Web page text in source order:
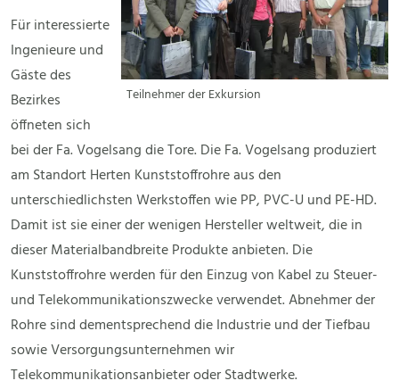
Teilnehmer der Exkursion
Für interessierte
Ingenieure und
Gäste des
Bezirkes
öffneten sich
bei der Fa. Vogelsang die Tore. Die Fa. Vogelsang produziert
am Standort Herten Kunststoffrohre aus den
unterschiedlichsten Werkstoffen wie PP, PVC-U und PE-HD.
Damit ist sie einer der wenigen Hersteller weltweit, die in
dieser Materialbandbreite Produkte anbieten. Die
Kunststoffrohre werden für den Einzug von Kabel zu Steuer-
und Telekommunikationszwecke verwendet. Abnehmer der
Rohre sind dementsprechend die Industrie und der Tiefbau
sowie Versorgungsunternehmen wir
Telekommunikationsanbieter oder Stadtwerke.